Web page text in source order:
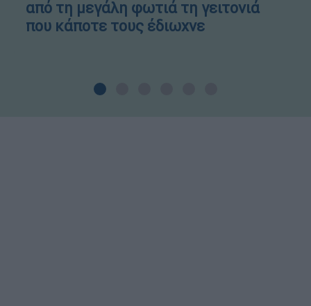
από τη μεγάλη φωτιά τη γειτονιά
που κάποτε τους έδιωχνε